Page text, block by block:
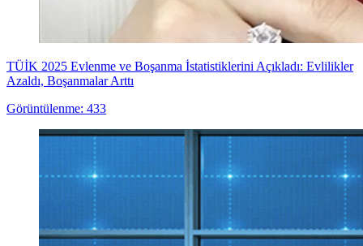
TÜİK 2025 Evlenme ve Boşanma İstatistiklerini Açıkladı: Evlilikler
Azaldı, Boşanmalar Arttı
Görüntülenme: 433